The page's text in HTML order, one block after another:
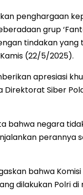
penghargaan
grup
tindakan yang
(22/5/2025).
apresiasi
Direktorat Siber
bahwa negara
perannya
bahwa
dilakukan Polri di